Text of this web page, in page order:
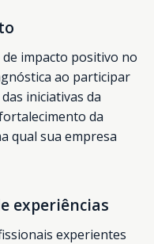
impacto positivo no
ao participar
iniciativas da
da
qual sua empresa
experiências
experientes